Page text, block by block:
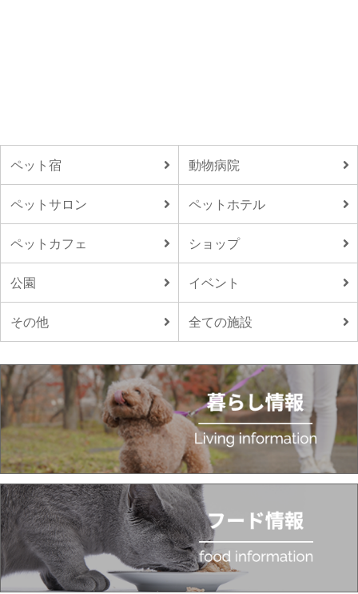
ペット宿 動物病院
ペットサロン ペットホテル
ペットカフェ ショップ
公園 イベント
その他 全ての施設